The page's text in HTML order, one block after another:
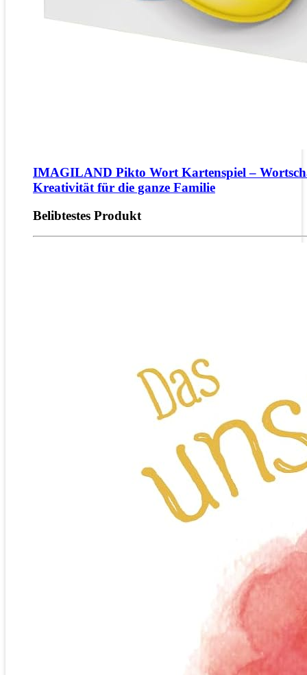
IMAGILAND Pikto Wort Kartenspiel –
Kreativität für die ganze Familie
Belibtestes Produkt